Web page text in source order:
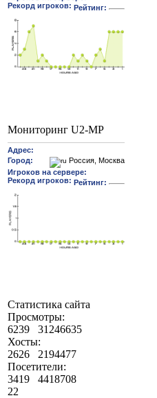
Мониторинг U2-MP
Статистика сайта
Просмотры:
6239
31246635
Хосты:
2626
2194477
Посетители:
3419
4418708
22